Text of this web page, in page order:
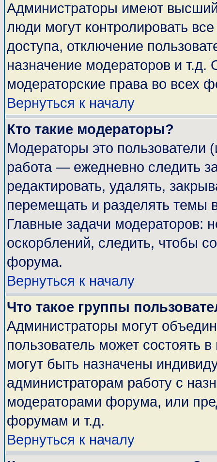
Администраторы имеют
люди могут контролировать
доступа, отключение
назначение модераторов и
модераторские права во всех
Вернуться к началу
Кто такие модераторы?
Модераторы это пользователи
работа — ежедневно следить
редактировать, удалять,
перемещать и разделять темы
Главные задачи модераторов:
оскорблений, следить, чтобы
форума.
Вернуться к началу
Что такое группы
Администраторы могут
пользователь может состоять
могут быть назначены
администраторам работу с
модераторами форума, или
форумам и т.д.
Вернуться к началу